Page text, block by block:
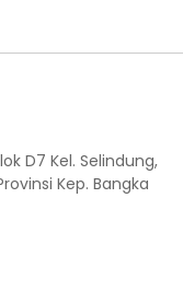
D7 Kel. Selindung,
Kep. Bangka